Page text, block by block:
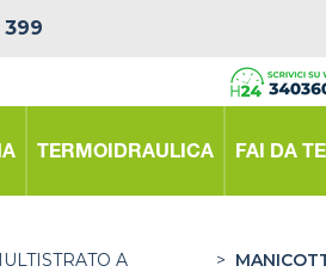
399
TERMOIDRAULICA FAI DA TE
A
>